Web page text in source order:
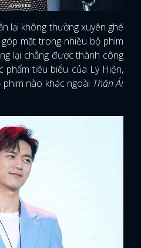
lại không thường xuyên ghé
mặt trong nhiều bộ phim
lại chẳng được thành công
tiêu biểu của Lý Hiện,
phim nào khác ngoài Thân Ái